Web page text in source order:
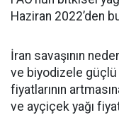
Haziran 2022’den
İran savaşının
ve biyodizele güçlü
fiyatlarının
ve ayçiçek yağı